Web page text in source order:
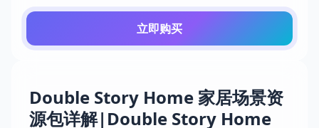
Double Story Home 家居场景资
源包详解|Double Story Home
立即购买